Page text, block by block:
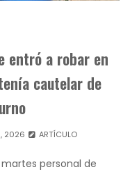
entró a robar en
cautelar de
2026 ARTÍCULO
personal de